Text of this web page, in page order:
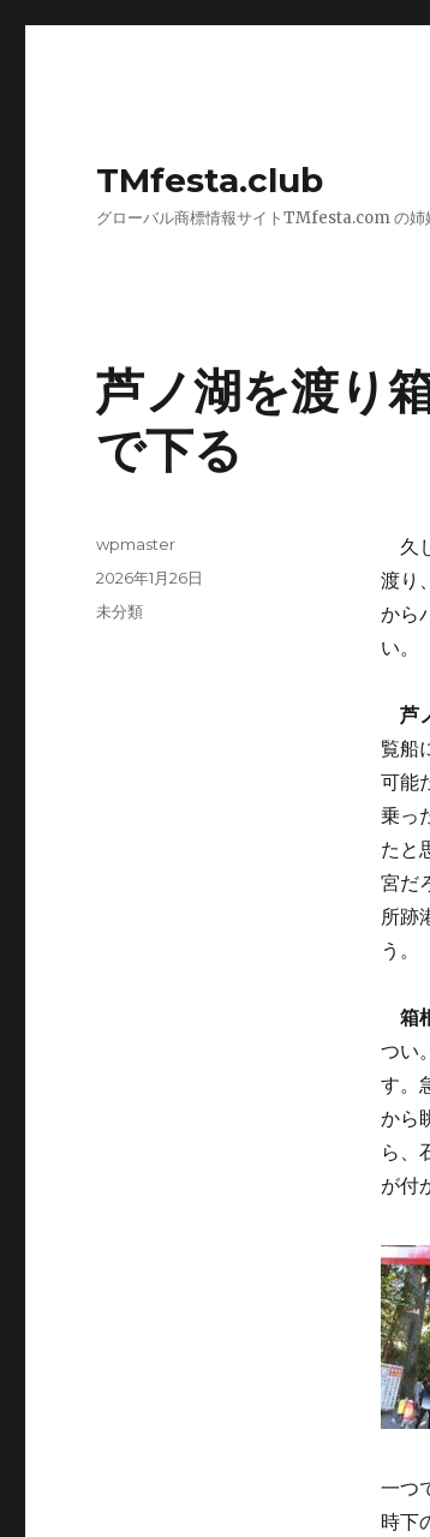
TMfesta.club
グローバル商標情報サイトTMfesta.com の姉
芦ノ湖を渡り
で下る
久
渡り
から
い。
芦
覧船
可能
乗っ
たと
宮だ
所跡
箱
つい
す。
から
ら、
が付
一つ
時下
投
wpmaster
投
稿
2026年1月26日
カ
未分類